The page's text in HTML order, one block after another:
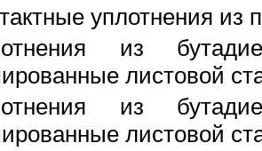
уплотнения из
из
листовой
из
листовой